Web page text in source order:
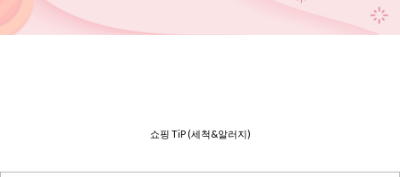
쇼핑 TiP (세척&알러지)